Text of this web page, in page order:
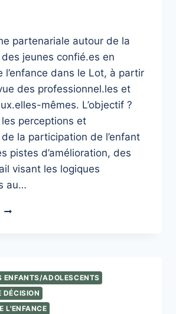
partenariale autour de la
jeunes confié.es en
l’enfance dans le Lot, à partir
des professionnel.les et
mêmes. L’objectif ?
perceptions et
la participation de l’enfant
pistes d’amélioration, des
visant les logiques
au…
EN
ENFANTS/ADOLESCENTS
DÉCISION
L'ENFANCE